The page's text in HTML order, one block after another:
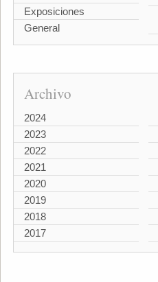
Exposiciones
General
Archivo
2024
2023
2022
2021
2020
2019
2018
2017